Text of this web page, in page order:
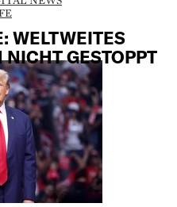
WELTWEITES
GESTOPPT